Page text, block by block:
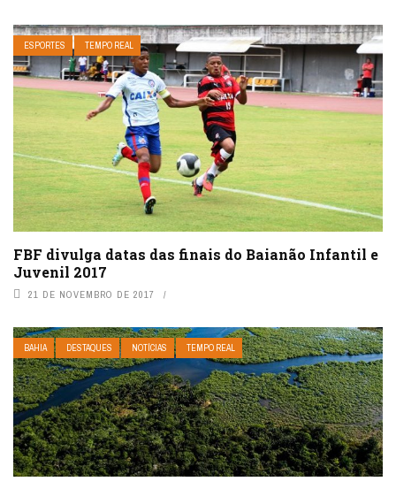
ESPORTES TEMPO REAL
FBF divulga datas das finais do Baianão Infantil e
Juvenil 2017
21 DE NOVEMBRO DE 2017
BAHIA DESTAQUES NOTÍCIAS TEMPO REAL